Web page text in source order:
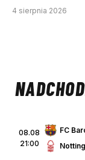
4 sierpnia 2026
08.08
21:00
FC